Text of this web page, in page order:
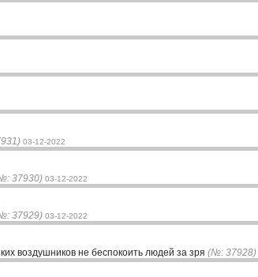
03-12-2022
37930) 03-12-2022
37929) 03-12-2022
воздушников не беспокоить людей за зря (№: 37928)